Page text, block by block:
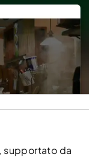
supportato da